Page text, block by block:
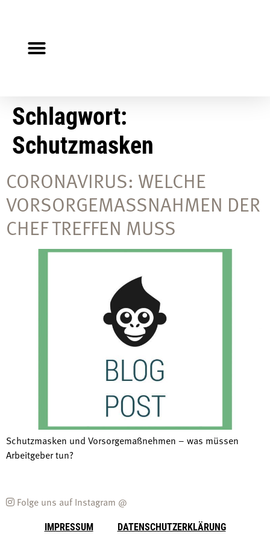
Schlagwort:
Schutzmasken
CORONAVIRUS: WELCHE
VORSORGEMASSNAHMEN DER C
HEF TREFFEN MUSS
Schutzmasken und Vorsorgemaßnehmen – was müssen
Arbeitgeber tun?
Folge uns auf Instagram @
IMPRESSUM DATENSCHUTZERKLÄRUNG